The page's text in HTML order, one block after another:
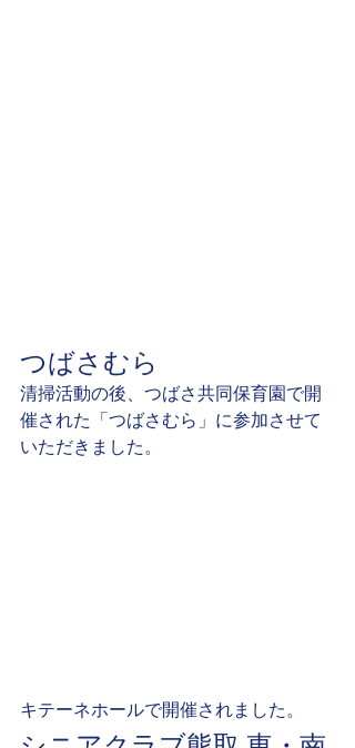
つばさむら
清掃活動の後、つばさ共同保育園で開
催された「つばさむら」に参加させて
いただきました。
キテーネホールで開催されました。